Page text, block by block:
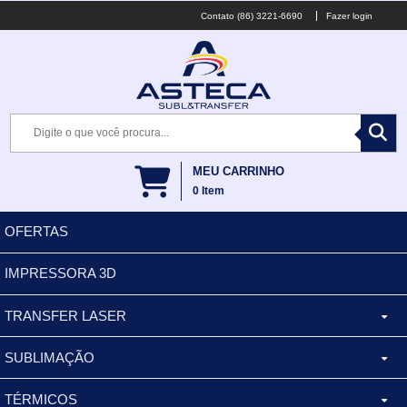
(86) 3221-6690 Fazer login
MEU CARRINHO
0 Item
OFERTAS
IMPRESSORA 3D
TRANSFER LASER
CANECA ALUMINIO
BALDES
SUBLIMAÇÃO
XÍCARA
TÉRMICOS